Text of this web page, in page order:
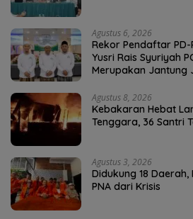
Agustus 6, 2026
Rekor Pendaftar PD-
Yusri Rais Syuriyah
Merupakan Jantung
Agustus 8, 2026
Kebakaran Hebat
Tenggara, 36 Santri
Agustus 3, 2026
Didukung 18
PNA dari Krisis